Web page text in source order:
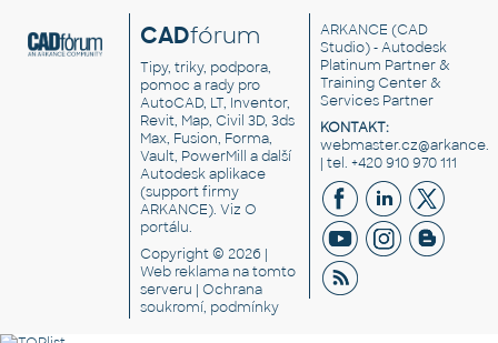
CADfórum
Tipy, triky, podpora,
pomoc a rady pro
AutoCAD, LT, Inventor,
Revit, Map, Civil 3D, 3ds
Max, Fusion, Forma,
Vault, PowerMill a další
Autodesk aplikace
(support firmy
ARKANCE). VizO
portálu.
Copyright © 2026 |
Web reklama na tomto
serveru |Ochrana
soukromí, podmínky
ARKANCE (CAD
Studio) - Autodesk
Platinum Partner &
Training Center &
Services Partner
KONTAKT:
| tel. +420 910 970 111